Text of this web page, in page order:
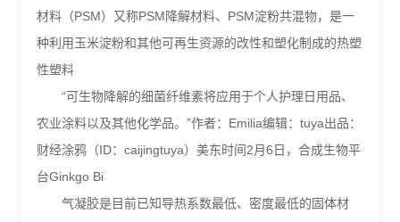
材料（PSM）又称PSM降解材料、PSM淀粉共混物，是一
种利用玉米淀粉和其他可再生资源的改性和塑化制成的热塑
性塑料
“可生物降解的细菌纤维素将应用于个人护理日用品、
农业涂料以及其他化学品。”作者：Emilia编辑：tuya出品：
财经涂鸦（ID：caijingtuya）美东时间2月6日，合成生物平
台Ginkgo Bi
气凝胶是目前已知导热系数最低、密度最低的固体材